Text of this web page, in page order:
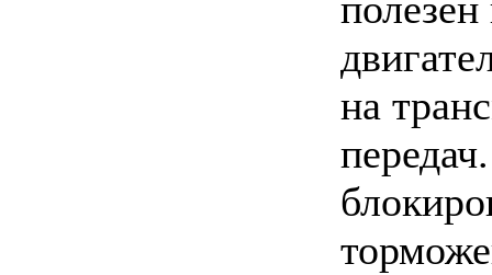
на